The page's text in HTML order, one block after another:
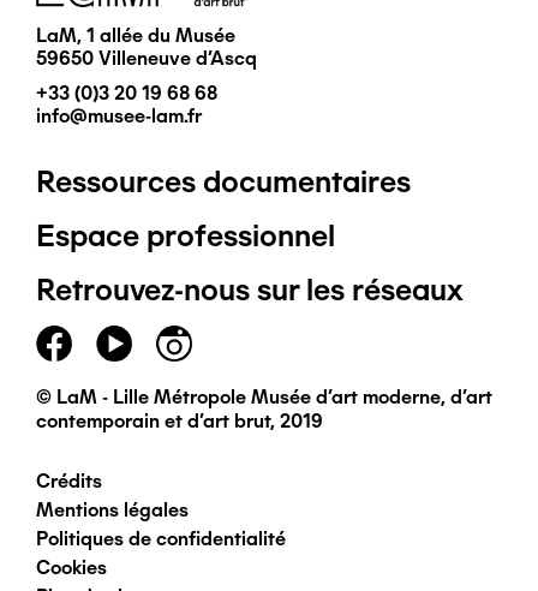
LaM, 1 allée du Musée
59650 Villeneuve d'Ascq
+33 (0)3 20 19 68 68
info@musee-lam.fr
Pied
de
page
principal
Ressources documentaires
Espace professionnel
Retrouvez-nous sur les réseaux
© LaM - Lille Métropole Musée d'art moderne, d'art
contemporain et d'art brut, 2019
Pied
de
Crédits
Mentions légales
Politiques de confidentialité
Cookies